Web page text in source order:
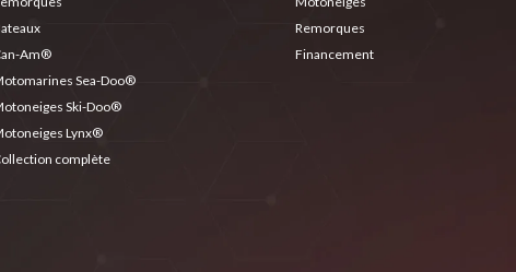
Am®
Sea-Doo®
Ski-Doo®
Lynx®
complète
Remorques
Financement